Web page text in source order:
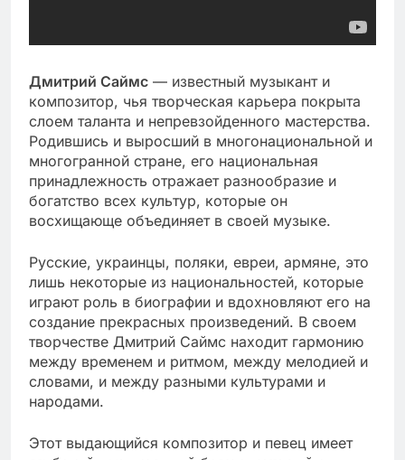
Дмитрий Саймс — известный музыкант и
композитор, чья творческая карьера покрыта
слоем таланта и непревзойденного мастерства.
Родившись и выросший в многонациональной и
многогранной стране, его национальная
принадлежность отражает разнообразие и
богатство всех культур, которые он
восхищающе объединяет в своей музыке.
Русские, украинцы, поляки, евреи, армяне, это
лишь некоторые из национальностей, которые
играют роль в биографии и вдохновляют его на
создание прекрасных произведений. В своем
творчестве Дмитрий Саймс находит гармонию
между временем и ритмом, между мелодией и
словами, и между разными культурами и
народами.
Этот выдающийся композитор и певец имеет